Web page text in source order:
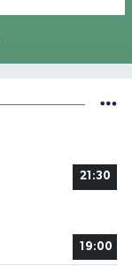
21:30
19:00